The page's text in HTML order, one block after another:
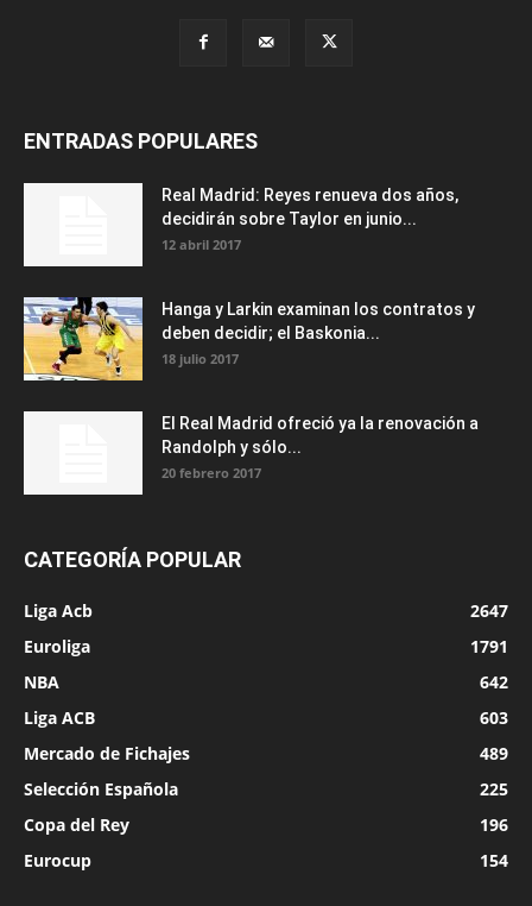
ENTRADAS POPULARES
Real Madrid: Reyes renueva dos años,
decidirán sobre Taylor en junio...
12 abril 2017
Hanga y Larkin examinan los contratos y
deben decidir; el Baskonia...
18 julio 2017
El Real Madrid ofreció ya la renovación a
Randolph y sólo...
20 febrero 2017
CATEGORÍA POPULAR
Liga Acb
2647
Euroliga
1791
NBA
642
Liga ACB
603
Mercado de Fichajes
489
Selección Española
225
Copa del Rey
196
Eurocup
154